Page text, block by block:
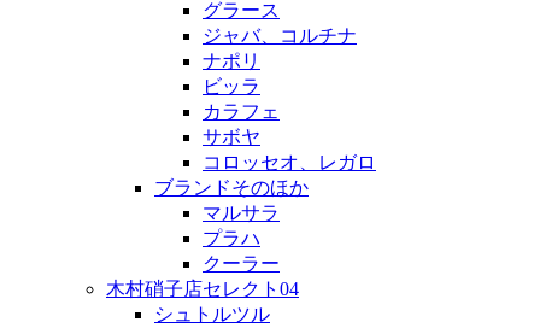
グラース
ジャバ、コルチナ
ナポリ
ビッラ
カラフェ
サボヤ
コロッセオ、レガロ
ブランドそのほか
マルサラ
プラハ
クーラー
木村硝子店セレクト04
シュトルツル